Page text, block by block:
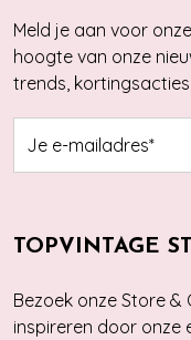
Meld je aan voor
hoogte van onze
trends,
TOPVINTAGE
Bezoek onze Store
inspireren door onze